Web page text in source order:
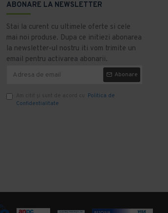
ABONARE LA NEWSLETTER
Stai la curent cu ultimele oferte si cele
mai noi produse. Dupa ce initiezi abonarea
la newsletter-ul nostru iti vom trimite un
email pentru activarea abonarii.
Abonare
Am citit şi sunt de acord cu Politica de
Confidentialitate